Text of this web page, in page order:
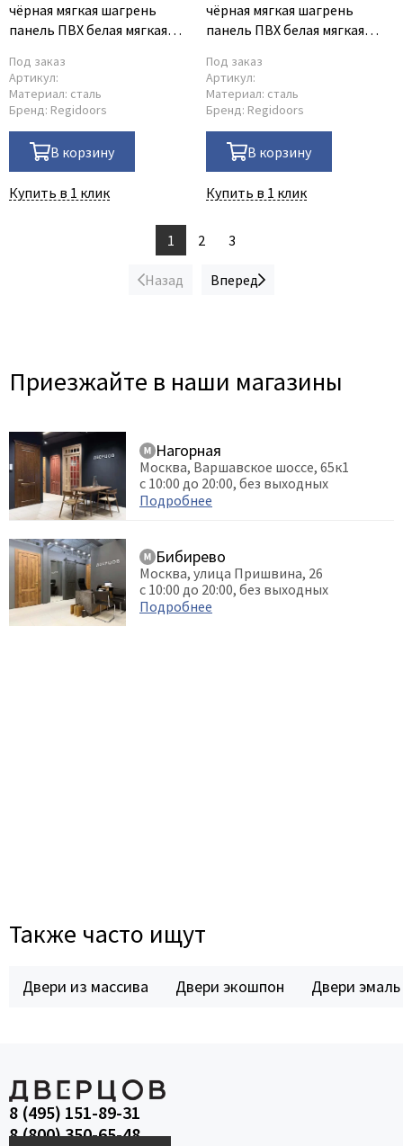
чёрная мягкая шагрень
панель ПВХ белая мягкая
Под заказ
Артикул:
Материал: сталь
Бренд: Regidoors
В корзину
Купить в 1 клик
чёрная мягкая шагрень
панель ПВХ белая мягкая
Под заказ
Артикул:
Материал: сталь
Бренд: Regidoors
В корзину
Купить в 1 клик
Назад
1 2 3
Вперед
Приезжайте в наши магазины
Нагорная
Москва, Варшавское шоссе, 65к1
с 10:00 до 20:00, без выходных
Подробнее
Бибирево
Москва, улица Пришвина, 26
с 10:00 до 20:00, без выходных
Подробнее
Также часто ищут
Двери из массива Двери экошпон Двери эмаль
8 (495) 151-89-31
8 (800) 350-65-48